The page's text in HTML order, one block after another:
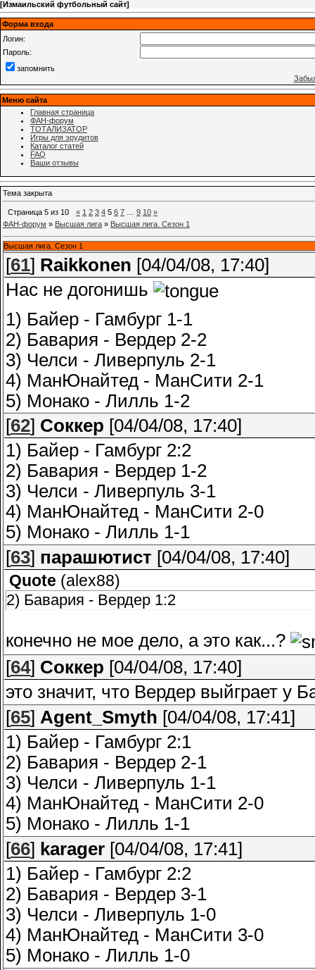
[Измаильский футбольный сайт]
Форма входа
Логин:
Пароль:
запомнить
Меню сайта
Главная страница
ФАН-форум
ТОТАЛИЗАТОР
Игры для эрудитов
Каталог статей
FAQ
Ваши отзывы
Тема закрыта
Страница 5 из 10 « 1 2 3 4 5 6 7 9 10 »
ФАН-форум » Высшая лига » Высшая лига. Сезон 1
Высшая лига. Сезон 1
[61] Raikkonen [04/04/08, 17:40]
Нас не догонишь
1) Байер - Гамбург 1-1
2) Бавария - Вердер 2-2
3) Челси - Ливерпуль 2-1
4) МанЮнайтед - МанСити 2-1
5) Монако - Лилль 1-2
[62] Соккер [04/04/08, 17:40]
1) Байер - Гамбург 2:2
2) Бавария - Вердер 1-2
3) Челси - Ливерпуль 3-1
4) МанЮнайтед - МанСити 2-0
5) Монако - Лилль 1-1
[63] парашютист [04/04/08, 17:40]
Quote (alex88)
2) Бавария - Вердер 1:2
конечно не мое дело, а это как...?
[64] Соккер [04/04/08, 17:40]
это значит, что Вердер выйграет у
[65] Agent_Smyth [04/04/08, 17:41]
1) Байер - Гамбург 2:1
2) Бавария - Вердер 2-1
3) Челси - Ливерпуль 1-1
4) МанЮнайтед - МанСити 2-0
5) Монако - Лилль 1-1
[66] karager [04/04/08, 17:41]
1) Байер - Гамбург 2:2
2) Бавария - Вердер 3-1
3) Челси - Ливерпуль 1-0
4) МанЮнайтед - МанСити 3-0
5) Монако - Лилль 1-0